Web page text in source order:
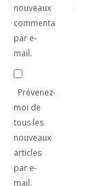
nouveaux
commentaires
par e-
mail.
Prévenez-
moi de
tous les
nouveaux
articles
par e-
mail.